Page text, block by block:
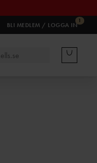
1
BLI MEDLEM / LOGGA IN